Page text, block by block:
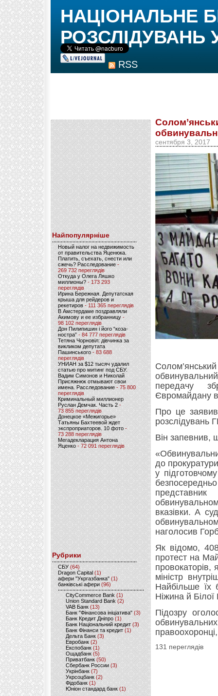
RSS
НАЦІОНАЛЬНЕ
РОЗСЛІДУВАНЬ
Найпопулярніше
Новый налог на недвижимость
от правительства Яценюка.
Платить, съехать, снести или
сжечь? Расследование-
269 732 переглядів
Откуда у Олега Ляшко
миллионы? - 173 293
переглядів
Ирина Бережная. Депутатская
крыша для рейдеров и
рекетиров - 111 365 переглядів
В Амстердаме поздравляли
Акимову и ее избранницу -
98 102 переглядів
Дон Пилипишин і його “коза-
ностра” - 84 777 переглядів
Тетяна Чорновіл: дівчинка за
викликом депутата
Пашинського- 83 688
переглядів
УНИАН за $12 тысяч удалил
статью про митинг под СБУ.
Вадим Симонов и Николай
Присяжнюк отмывают свои
имена. Расследование - 75 800
переглядів
Криминальный миллионер
Руслан Демчак. Часть 2-
73 855 переглядів
Донецкое «Межигорье»
Татьяны Бахтеевой ждет
экспроприаторов. 10 фото -
73 288 переглядів
Мегадекларация Антона
Яценко - 72 091 переглядів
Рубрики
CБУ (64)
Dragon Capital (1)
афери "Укргазбанка" (1)
банківські афери (96)
CityCommerce Bank (1)
Union Standard Bank (2)
VAB Банк (13)
Банк "Фінансова ініціатива" (3)
Банк Кредит Дніпро (1)
Банк Національний кредит (3)
Банк Фінанси та кредит (1)
Дельта Банк (3)
Евробанк(2)
Експобанк (1)
Ощадбанк(5)
Приватбанк (50)
Сбербанк России (3)
Укрінбанк(7)
Укрсоцбанк (2)
Фідобанк (1)
Юніон стандард банк(1)
сентября 3, 2017
передачу
Євромайдану
Про це
розслідувань
Він запевнив,
до
у
вказівки. А
наголосив
Як відомо,
протест на
провокаторів,
міністр
Найбільше
Ніжина й
Підозру
131 переглядів